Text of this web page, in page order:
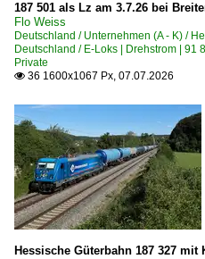
Missglückte
Nachtaufnahmen
Stimmungsbilder
Winterbilder rund um
Strecken | KBS 100-199
100 (Berlin–)
104 Hamburg – Bad
110 (Hannover–)
187 501 als Lz am 3.7.26 bei
Flo Weiss
Deutschland / Unternehmen (A - K) /
Deutschland / E-Loks | Drehstrom |
Private
 36 1600x1067 Px, 07.07.2026
Hessische Güterbahn 187 327